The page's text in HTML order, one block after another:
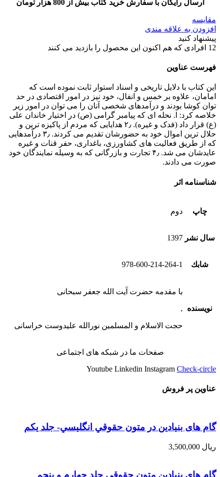
ارسال رایگان با سفارش خرید کتاب بیش از 800 هزار تومان
مقایسه
افزودن به علاقه مندی
پیشنهاد کنید
12 افرادی که هم اکنون این محصول را بازدید می کنند
فهرست عناوین
این کتاب با دلایل تاریخی و اسناد استوار ثابت نموده است که
امامان، علاوه بر خمس و انفال، خود نیز در امور اقتصادی در حد
توان کوشا بودند و درآمدهای شخصی آنان را می توان در امور زیر
خلاصه کرد: ا. نحله ای که پیامبر گرامی (ص) در اختیار خاندان علی
(ع) قرار داد (فدک و غیره). ۲٫ هدایایی که مردم از پاکیزه ترین و
حلال ترین اموال خود به حضورشان تقدیم می کردند. ۳٫ درآمدهایی
که از طریق فعالیت های کشاورزی، باغداری، حفر قنات و غیره
عایدشان می شد. ۴٫ تجارت و بازرگانی که به وسیله نمایندگان خود
صورت می دادند.
شناسنامه اثر
چاپ دوم
سال نشر 1397
شابك 978-600-214-264-1
نویسنده
با مقدمه حضرت آیت الله جعفر سبحانی
,
حجت الاسلام و المسلمین نورالله علیدوست خراسانی
صفحات ما در شبکه های اجتماعی
Youtube Linkedin Instagram Check-circle
عناوین پر فروش
گام های بنیادین در متون حقوقي انگليسي- جلد يكم
ریال
گام های بنیادین متون حقوقی جلد چهارم و پنجم